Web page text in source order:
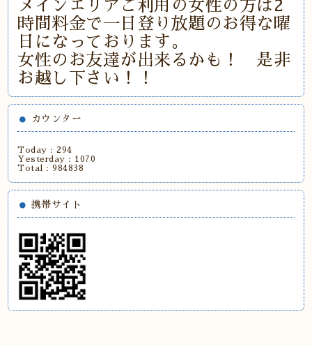
メインエリアご利用の女性の方は2
時間料金で一日登り放題のお得な曜
日になっております。
女性のお友達が出来るかも！ 是非
お越し下さい！！
カウンター
Today :294
Yesterday : 1070
Total :984838
携帯サイト